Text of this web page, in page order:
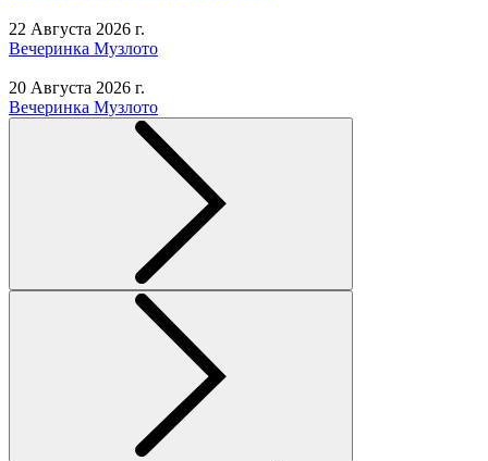
22 Августа 2026 г.
Вечеринка Музлото
20 Августа 2026 г.
Вечеринка Музлото